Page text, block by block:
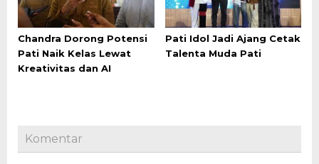
Chandra Dorong Potensi
Pati Naik Kelas Lewat
Kreativitas dan AI
Pati Idol Jadi Ajang Cetak
Talenta Muda Pati
Komentar